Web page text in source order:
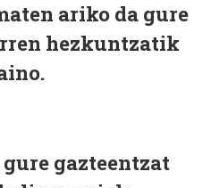
ariko da gure
hezkuntzatik
gazteentzat